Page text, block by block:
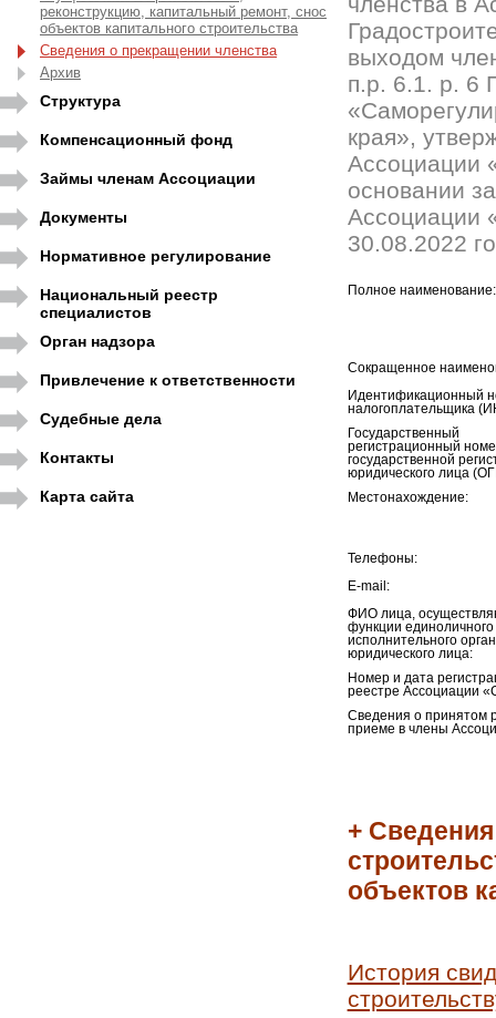
реконструкцию, капитальный ремонт, снос
объектов капитального строительства
Сведения о прекращении членства
Архив
Структура
Компенсационный фонд
Займы членам Ассоциации
Документы
Нормативное регулирование
Национальный реестр
специалистов
Орган надзора
Привлечение к ответственности
Судебные дела
Контакты
Карта сайта
выходом
п.р. 6.1. р. 6
края»,
Ассоциации
основании
Ассоциации
30.08.2022
Полное наименование:
Сокращенное
Идентификационный
налогоплательщика
Государственный
регистрационный
государственной
юридического лица
Местонахождение:
Телефоны:
E-mail:
ФИО лица,
функции единоличного
исполнительного
юридического лица:
Номер и дата
реестре Ассоциации
Сведения о принятом
приеме в члены
+
объектов
История